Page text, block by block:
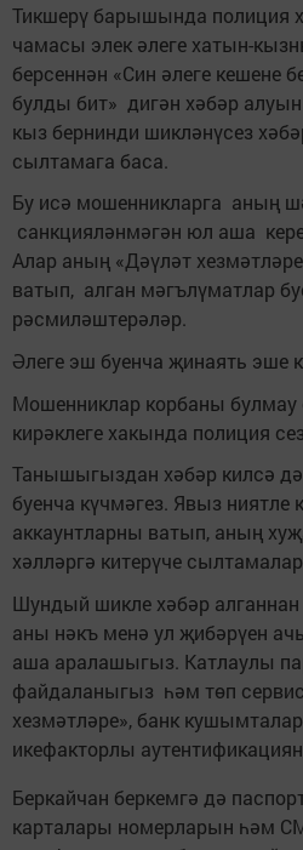
Тикшерү барышында полиция
чамасы элек әлеге хатын-
берсеннән «Син әлеге кешене
булды бит» дигән хәбәр
кыз бернинди шикләнүсез
сылтамага баса.
Бу исә мошенникларга аның
санкцияләнмәгән юл аша
Алар аның «Дәүләт
ватып, алган мәгълүматлар
рәсмиләштерәләр.
Әлеге эш буенча җинаять эше
Мошенниклар корбаны булмау
кирәклеге хакында полиция
Танышыгыздан хәбәр килсә
буенча күчмәгез. Явыз
аккаунтларны ватып, аның
хәлләргә китерүче
Шундый шикле хәбәр
аны нәкъ менә ул җибәрүен
аша аралашыгыз. Катлаулы
файдаланыгыз һәм төп
хезмәтләре», банк
икефакторлы
Беркайчан беркемгә дә
карталары номерларын һәм